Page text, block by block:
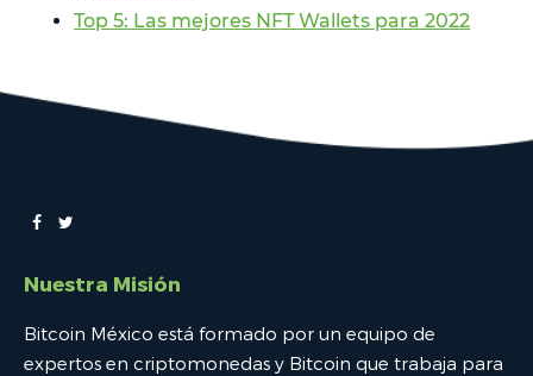
Top 5: Las mejores NFT Wallets para 2022
Nuestra Misión
Bitcoin México está formado por un equipo de
expertos en criptomonedas y Bitcoin que trabaja para